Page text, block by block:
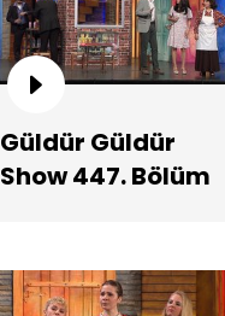
Güldür Güldür
Show 447. Bölüm